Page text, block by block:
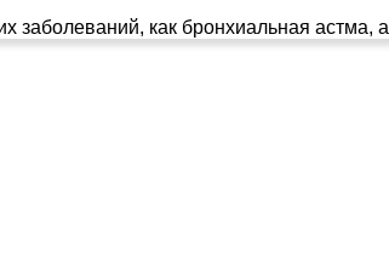
заболеваний, как бронхиальная астма,